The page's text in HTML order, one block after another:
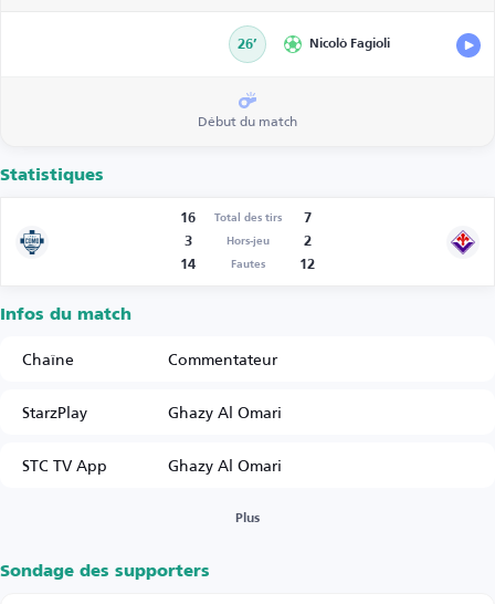
26’ Nicolò Fagioli
Début du match
Statistiques
16 Total des tirs
7
3
Hors-jeu
2
14
Fautes 12
Infos du match
Chaîne
Commentateur
StarzPlay
Ghazy Al Omari
STC TV App
Ghazy Al Omari
Plus
Sondage des supporters